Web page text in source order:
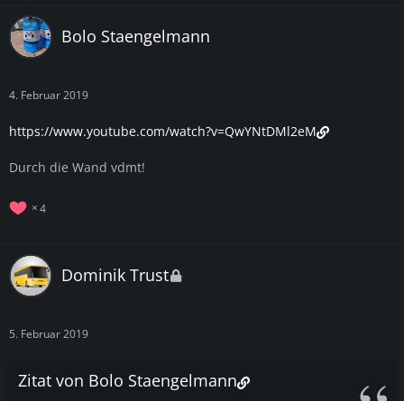
Bolo Staengelmann
4. Februar 2019
https://www.youtube.com/watch?v=QwYNtDMl2eM
Durch die Wand vdmt!
4
Dominik Trust
5. Februar 2019
Zitat von Bolo Staengelmann